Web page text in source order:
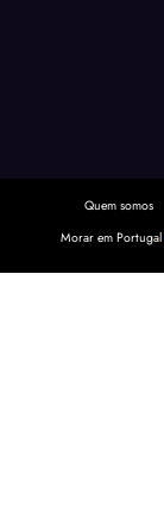
Quem somos
Morar em Portugal